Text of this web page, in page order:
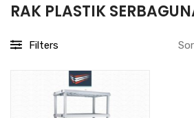
RAK PLASTIK
Filters